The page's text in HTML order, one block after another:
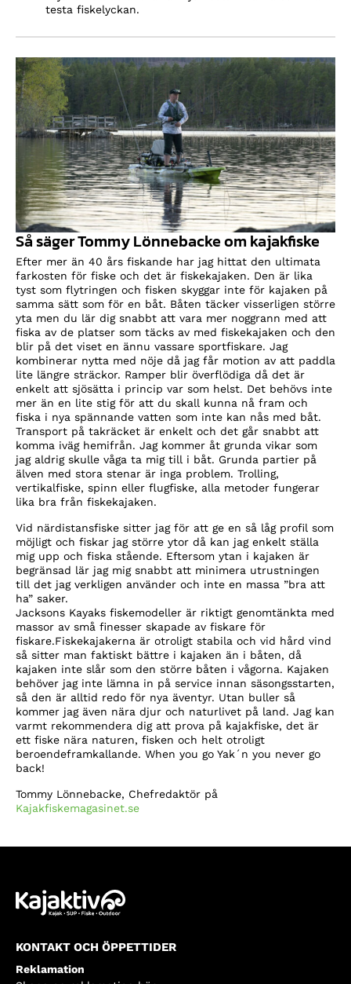
testa fiskelyckan.
Så säger Tommy Lönnebacke om kajakfiske
Efter mer än 40 års fiskande har jag hittat den ultimata
farkosten för fiske och det är fiskekajaken. Den är lika
tyst som flytringen och fisken skyggar inte för kajaken på
samma sätt som för en båt. Båten täcker visserligen större
yta men du lär dig snabbt att vara mer noggrann med att
fiska av de platser som täcks av med fiskekajaken och den
blir på det viset en ännu vassare sportfiskare. Jag
kombinerar nytta med nöje då jag får motion av att paddla
lite längre sträckor. Ramper blir överflödiga då det är
enkelt att sjösätta i princip var som helst. Det behövs inte
mer än en lite stig för att du skall kunna nå fram och
fiska i nya spännande vatten som inte kan nås med båt.
Transport på takräcket är enkelt och det går snabbt att
komma iväg hemifrån. Jag kommer åt grunda vikar som
jag aldrig skulle våga ta mig till i båt. Grunda partier på
älven med stora stenar är inga problem. Trolling,
vertikalfiske, spinn eller flugfiske, alla metoder fungerar
lika bra från fiskekajaken.
Vid närdistansfiske sitter jag för att ge en så låg profil som
möjligt och fiskar jag större ytor då kan jag enkelt ställa
mig upp och fiska stående. Eftersom ytan i kajaken är
begränsad lär jag mig snabbt att minimera utrustningen
till det jag verkligen använder och inte en massa ”bra att
ha” saker.
Jacksons Kayaks fiskemodeller är riktigt genomtänkta med
massor av små finesser skapade av fiskare för
fiskare.Fiskekajakerna är otroligt stabila och vid hård vind
så sitter man faktiskt bättre i kajaken än i båten, då
kajaken inte slår som den större båten i vågorna. Kajaken
behöver jag inte lämna in på service innan säsongsstarten,
så den är alltid redo för nya äventyr. Utan buller så
kommer jag även nära djur och naturlivet på land. Jag kan
varmt rekommendera dig att prova på kajakfiske, det är
ett fiske nära naturen, fisken och helt otroligt
beroendeframkallande. When you go Yak´n you never go
back!
Tommy Lönnebacke, Chefredaktör på
Kajakfiskemagasinet.se
KONTAKT OCH ÖPPETTIDER
Reklamation